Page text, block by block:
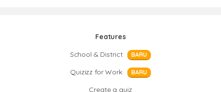
Features
School & District
BARU
Quizizz for Work BARU
Create a quiz